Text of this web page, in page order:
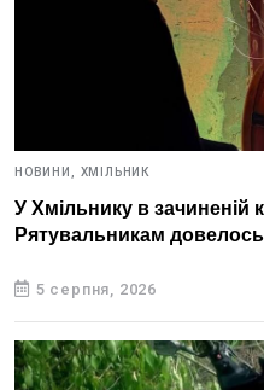
НОВИНИ, ХМІЛЬНИК
У Хмільнику в зачиненій
Рятувальникам довелось
5 серпня, 2026